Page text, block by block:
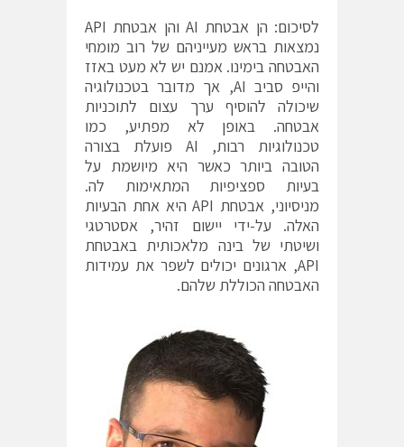
לסיכום: הן אבטחת AI והן אבטחת API
נמצאות בראש מעייניהם של רוב מומחי
האבטחה בימינו. אמנם יש לא מעט באזז
והייפ סביב AI, אך מדובר בטכנולוגיה
שיכולה להוסיף ערך עצום לתוכניות
אבטחה. באופן לא מפתיע, כמו
טכנולוגיות רבות, AI פועלת בצורה
הטובה ביותר כאשר היא מיושמת על
בעיות ספציפיות המתאימות לה.
מניסיוני, אבטחת API היא אחת הבעיות
האלה. על-ידי יישום זהיר, אסטרטגי
ושיטתי של בינה מלאכותית באבטחת
API, ארגונים יכולים לשפר את עמידות
האבטחה הכוללת שלהם.